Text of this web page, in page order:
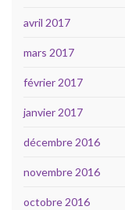
avril 2017
mars 2017
février 2017
janvier 2017
décembre 2016
novembre 2016
octobre 2016